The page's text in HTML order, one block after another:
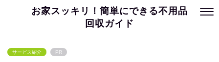
お家スッキリ！簡単にできる不用品
回収ガイド
サービス紹介 PR